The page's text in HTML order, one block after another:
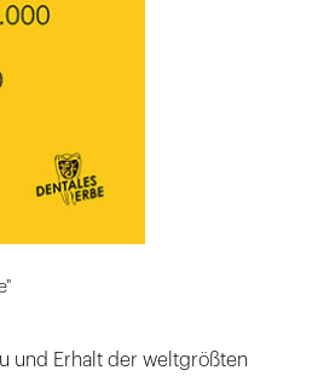
und Erhalt der weltgrößten